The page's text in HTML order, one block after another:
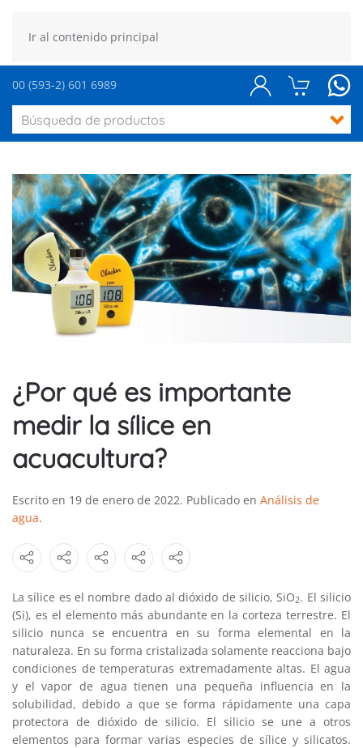
Ir al contenido principal
00 (593-2) 601 6989
¿Por qué es importante
medir la sílice en
acuacultura?
Escrito en 19 de enero de 2022. Publicado en Análisis de
agua.
La sílice es el nombre dado al dióxido de silicio, SiO2. El silicio
(Si), es el elemento más abundante en la corteza terrestre. El
silicio nunca se encuentra en su forma elemental en la
naturaleza. En su forma cristalizada solamente reacciona bajo
condiciones de temperaturas extremadamente altas. El agua
y el vapor de agua tienen una pequeña influencia en la
solubilidad, debido a que se forma rápidamente una capa
protectora de dióxido de silicio. El silicio se une a otros
elementos para formar varias especies de sílice y silicatos.